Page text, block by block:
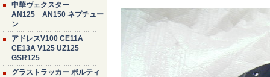
中華ヴェクスター
AN125 AN150 ネプチュー
ン
アドレスV100 CE11A
CE13A V125 UZ125
GSR125
グラストラッカー ボルティ